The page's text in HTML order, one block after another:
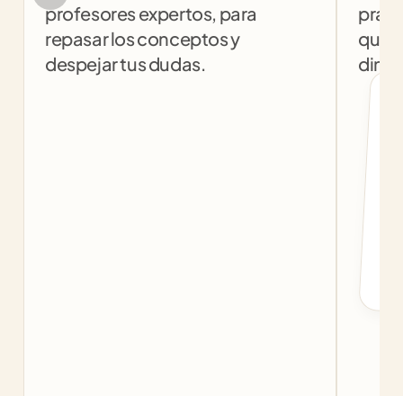
profesores expertos, para
repasar los conceptos y
despejar tus dudas.
que